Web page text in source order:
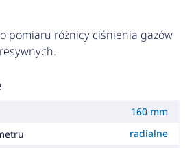
pomiaru różnicy ciśnienia gazów
160 mm
radialne